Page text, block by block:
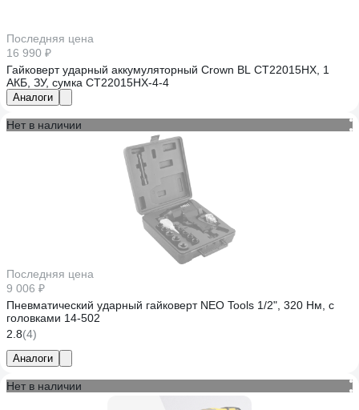
Последняя цена
16 990 ₽
Гайковерт ударный аккумуляторный Crown BL CT22015HX, 1
АКБ, ЗУ, сумка CT22015HX-4-4
Аналоги
Нет в наличии
Последняя цена
9 006 ₽
Пневматический ударный гайковерт NEO Tools 1/2", 320 Нм, с
головками 14-502
2.8(4)
Аналоги
Нет в наличии